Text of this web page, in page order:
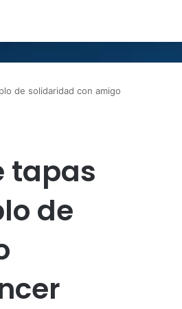
de solidaridad con amigo
tapas
de